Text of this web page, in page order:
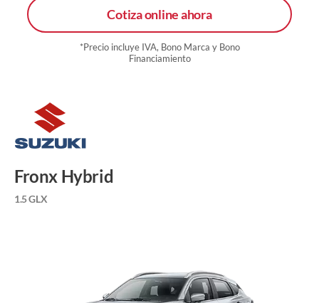
Cotiza online ahora
*Precio incluye IVA, Bono Marca y Bono
Financiamiento
Fronx Hybrid
1.5 GLX